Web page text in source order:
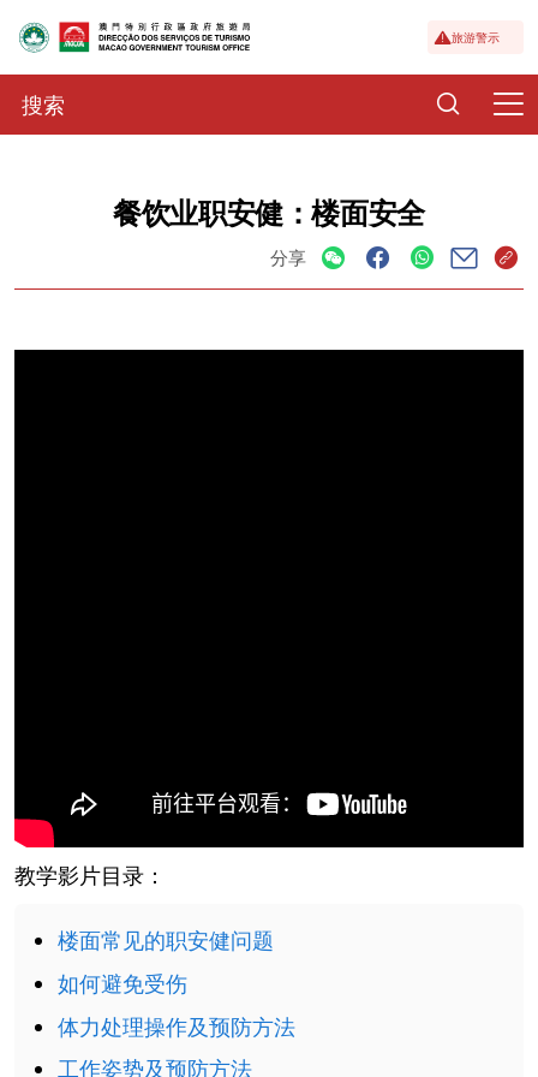
旅游警示
餐饮业职安健：楼面安全
分享
教学影片目录：
楼面常见的职安健问题
如何避免受伤
体力处理操作及预防方法
工作姿势及预防方法